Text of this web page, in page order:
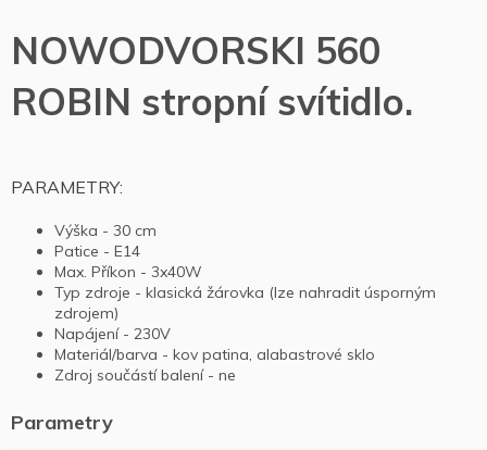
NOWODVORSKI 560
ROBIN stropní svítidlo.
PARAMETRY:
Výška - 30 cm
Patice - E14
Max. Příkon - 3x40W
Typ zdroje - klasická žárovka (lze nahradit úsporným
zdrojem)
Napájení - 230V
Materiál/barva - kov patina, alabastrové sklo
Zdroj součástí balení - ne